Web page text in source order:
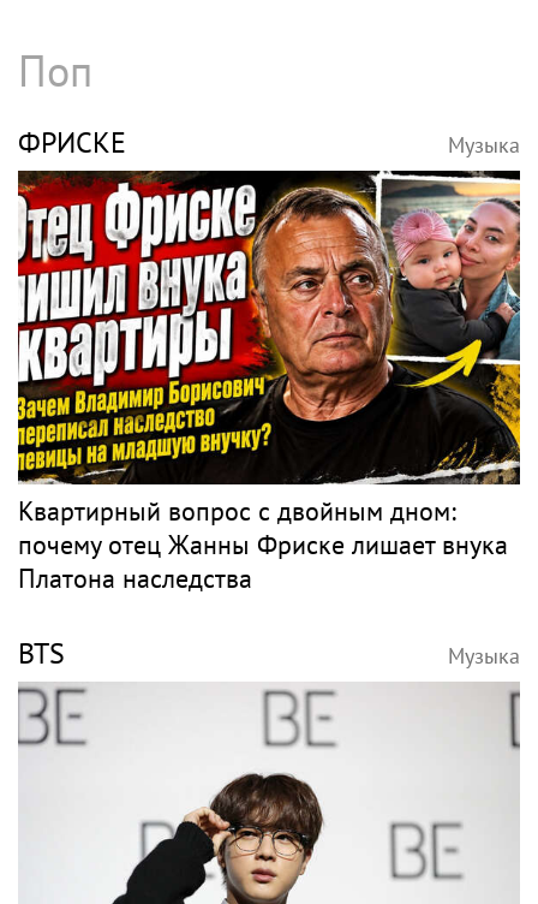
Поп
ФРИСКЕ Музыка
Квартирный вопрос с двойным дном:
почему отец Жанны Фриске лишает внука
Платона наследства
BTS Музыка